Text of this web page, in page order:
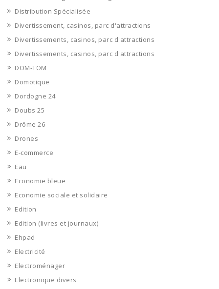
Distribution Spécialisée
Divertissement, casinos, parc d'attractions
Divertissements, casinos, parc d'attractions
Divertissements, casinos, parc d'attractions
DOM-TOM
Domotique
Dordogne 24
Doubs 25
Drôme 26
Drones
E-commerce
Eau
Economie bleue
Economie sociale et solidaire
Edition
Edition (livres et journaux)
Ehpad
Electricité
Electroménager
Electronique divers